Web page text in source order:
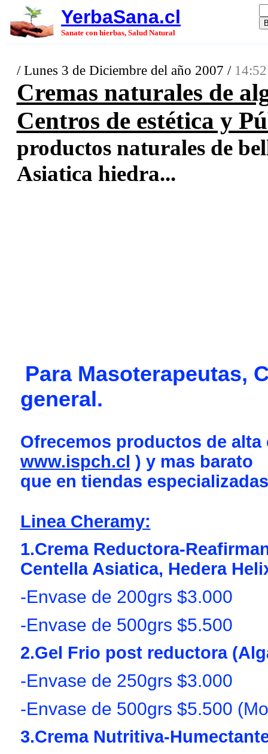
YerbaSana.cl
Sanate con hierbas, Salud Natural
/ Lunes 3 de Diciembre del año 2007 /
Cremas naturales de
Centros de estética y
productos naturales de
Asiatica hiedra...
Para Masoterapeutas,
general.
Ofrecemos productos de
www.ispch.cl ) y mas barato
que en tiendas
Linea Cheramy:
1.Crema Reductora-
Centella Asiatica, Hedera
-Envase de 200grs $3.000
-Envase de 500grs $5.500
2.Gel Frio post reductora
-Envase de 250grs $3.000
-Envase de 500grs $5.500
3.Crema Nutritiva-